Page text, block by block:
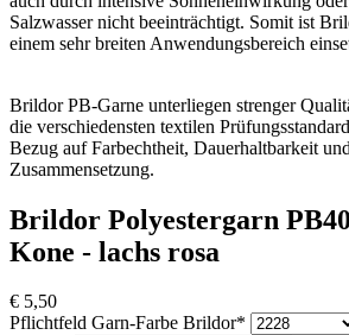
Salzwasser nicht beeinträchtigt. Somit ist
einem sehr breiten Anwendungsbereich
Brildor PB-Garne unterliegen strenger
die verschiedensten textilen
Bezug auf Farbechtheit, Dauerhaltbarkeit
Zusammensetzung.
Brildor Polyestergarn
Kone - lachs rosa
€ 5,50
Pflichtfeld Garn-Farbe Brildor*